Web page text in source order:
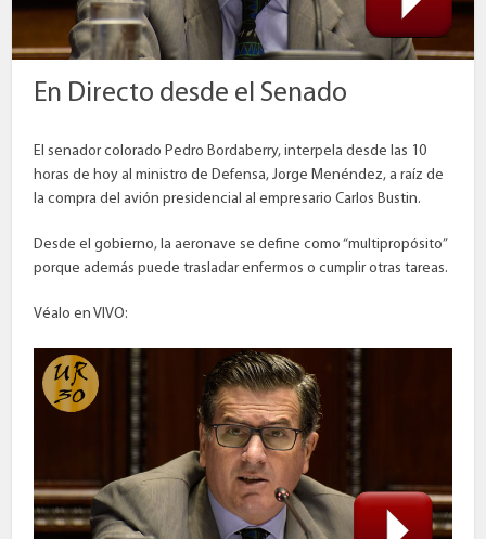
En Directo desde el Senado
El senador colorado Pedro Bordaberry, interpela desde las 10
horas de hoy al ministro de Defensa, Jorge Menéndez, a raíz de
la compra del avión presidencial al empresario Carlos Bustin.
Desde el gobierno, la aeronave se define como “multipropósito”
porque además puede trasladar enfermos o cumplir otras tareas.
Véalo en VIVO: